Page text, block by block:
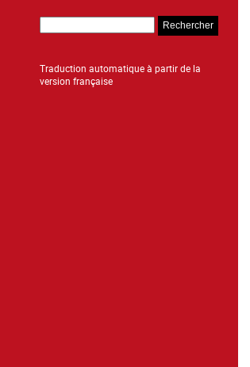
Traduction automatique à partir de la
version française